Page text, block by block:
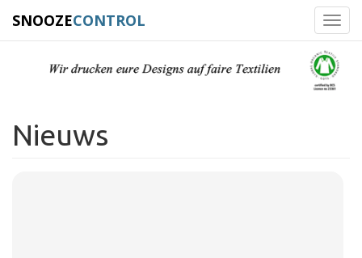
SNOOZECONTROL
Nieuws